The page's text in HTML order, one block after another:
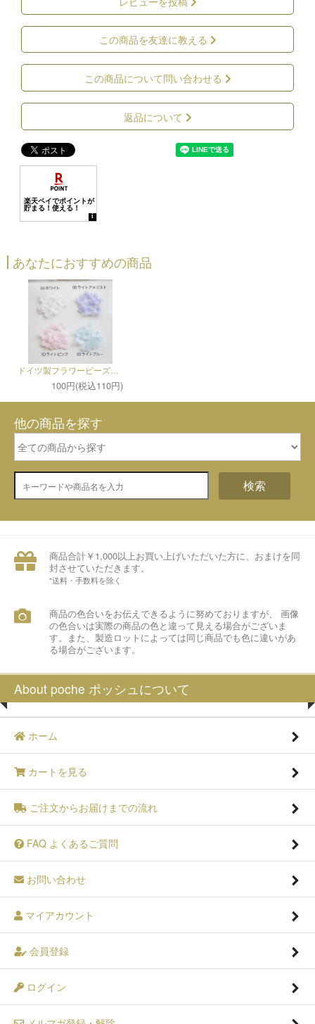
この商品を友達に教える
この商品について問い合わせる
返品について
あなたにおすすめの商品
ドイツ製フラワービーズ（各2個セット）
100円(税込110円)
他の商品を探す
検索
商品合計￥1,000以上お買い上げいただいた方に、おまけを同
封させていただきます。
*送料・手数料を除く
商品の色合いをお伝えできるように努めておりますが、 画像
の色合いは実際の商品の色と違って見える場合がございま
す。また、製造ロットによっては同じ商品でも色に違いがあ
る場合がございます。
About poche ポッシュについて
ホーム
カートを見る
ご注文からお届けまでの流れ
FAQ よくあるご質問
お問い合わせ
マイアカウント
会員登録
ログイン